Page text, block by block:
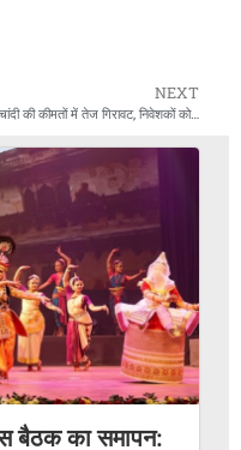
NEXT
सोना-चांदी की कीमतों में तेज गिरावट, निवेशकों को लगा झटका
बैठक का समापन: